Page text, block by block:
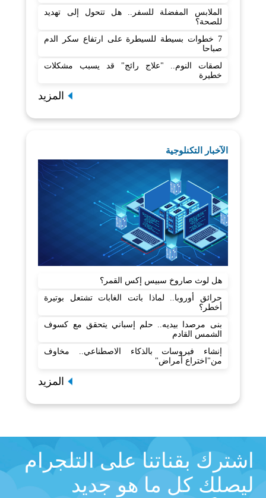
الملابس المفضلة للسفر.. هل تتحول إلى تهديد
للصحة؟
7 خطوات بسيطة للسيطرة على ارتفاع سكر الدم
صباحا
لصقات النوم.. "علاج رائج" قد يسبب مشكلات
خطيرة
المزيد
الآخبار التكنلوجية
هل لوث صاروخ سبيس إكس القمر؟
حرائق أوروبا.. لماذا باتت الغابات تشتعل بوتيرة
أخطر؟
بنى مرصدا بيديه.. حلم إسباني يتحقق مع كسوف
الشمس القادم
إنشاء فيروسات بالذكاء الاصطناعي.. مخاوف
من"اختراع أمراض"
المزيد
اشترك بقناتنا على التلجرام
ليصلك كل ما هو جديد